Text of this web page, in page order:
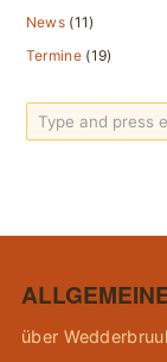
News (11)
Termine (19)
über